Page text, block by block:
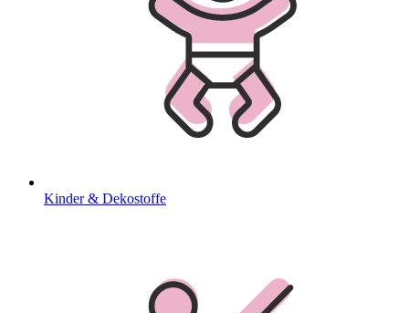
Kinder & Dekostoffe